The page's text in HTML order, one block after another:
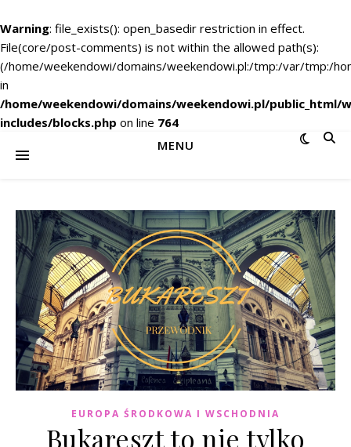
Warning: file_exists(): open_basedir restriction in effect.
File(core/post-comments) is not within the allowed path(s):
(/home/weekendowi/domains/weekendowi.pl:/tmp:/var/tmp:/
in
/home/weekendowi/domains/weekendowi.pl/public_html/
includes/blocks.php on line 764
MENU
EUROPA ŚRODKOWA I WSCHODNIA
Bukareszt to nie tylko